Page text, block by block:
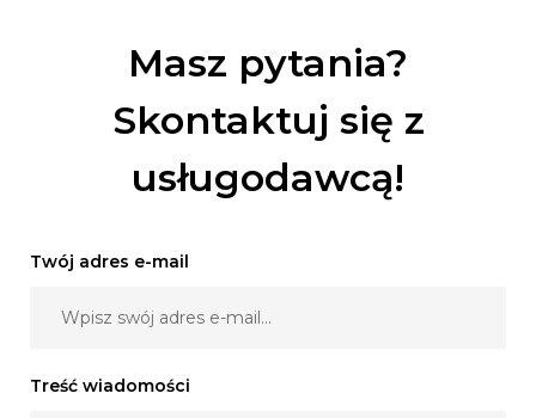
Masz pytania?
Skontaktuj się z
usługodawcą!
Twój adres e-mail
Treść wiadomości